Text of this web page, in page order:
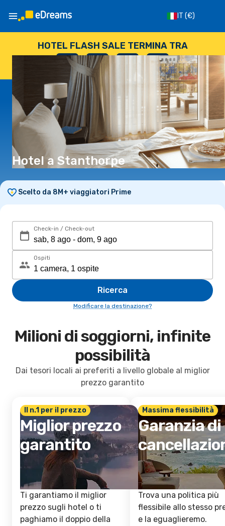
IT (€)
HOTEL FLASH SALE TERMINA TRA
--
GIORNI
: --
ORE
: --
SECONDI
Hotel a Stanthorpe
Scelto da 8M+ viaggiatori Prime
Check-in / Check-out
Ospiti
Ricerca
Modificare la destinazione?
Milioni di soggiorni, infinite
possibilità
Dai tesori locali ai preferiti a livello globale al miglior
prezzo garantito
Il n.1 per il prezzo
Miglior prezzo
garantito
Ti garantiamo il miglior
prezzo sugli hotel o ti
paghiamo il doppio della
Massima flessibilità
Garanzia di
Trova una politica più
flessibile allo stesso
e la eguaglieremo.